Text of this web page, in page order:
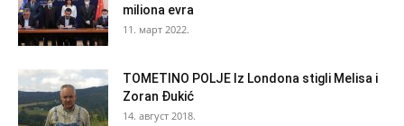
miliona evra
11. март 2022.
TOMETINO POLJE Iz Londona stigli Melisa i
Zoran Đukić
14. август 2018.